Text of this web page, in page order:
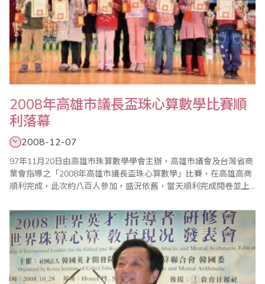
2008年高雄市議長盃珠心算數學比賽順
利落幕
2008-12-07
97年11月20日由高雄市珠算數學學會主辦，高雄市議會及台灣省商
業會指導之「2008年高雄市議長盃珠心算數學」比賽，在高雄高商
順利完成，此次約八百人參加，盛況依舊，當天順利完成閱卷並上
獎典禮，此次頒獎除了高雄市議長莊啟旺、市議員童燕珍全程參與
頒獎之外，還有高雄市教育局副局長郭金池，也代表教育局長參與
盛會，嘉勉學子。 此次議長盃數學..